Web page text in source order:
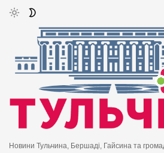
Новини Тульчина, Бершаді, Гайсина та